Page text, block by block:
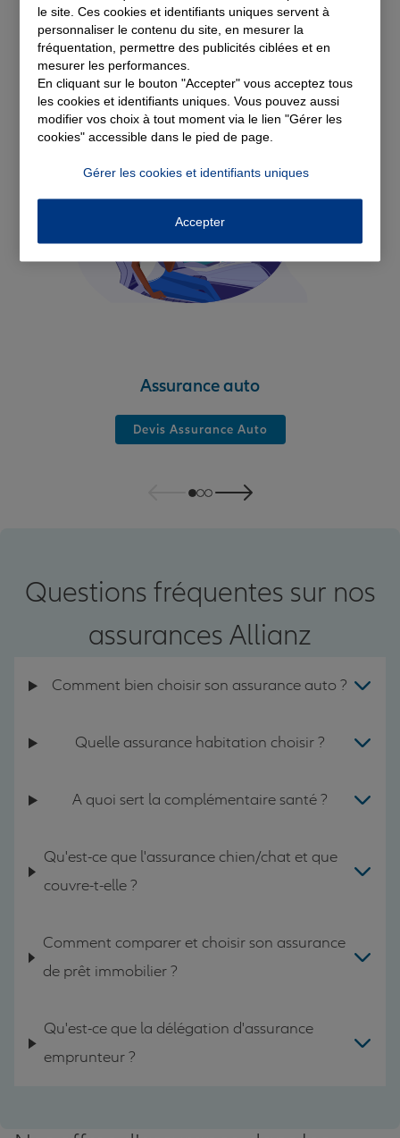
Découvrez nos
solutions d'assurance
Assurance auto
Devis Assurance Auto
Questions fréquentes sur nos
assurances Allianz
Comment bien choisir son assurance auto ?
Quelle assurance habitation choisir ?
A quoi sert la complémentaire santé ?
Qu'est-ce que l'assurance chien/chat et que
couvre-t-elle ?
Comment comparer et choisir son assurance
de prêt immobilier ?
Qu'est-ce que la délégation d'assurance
emprunteur ?
le site. Ces cookies et identifiants uniques servent à
personnaliser le contenu du site, en mesurer la
fréquentation, permettre des publicités ciblées et en
mesurer les performances.
En cliquant sur le bouton "Accepter" vous acceptez tous
les cookies et identifiants uniques. Vous pouvez aussi
modifier vos choix à tout moment via le lien "Gérer les
cookies" accessible dans le pied de page.
Gérer les cookies et identifiants uniques
Accepter